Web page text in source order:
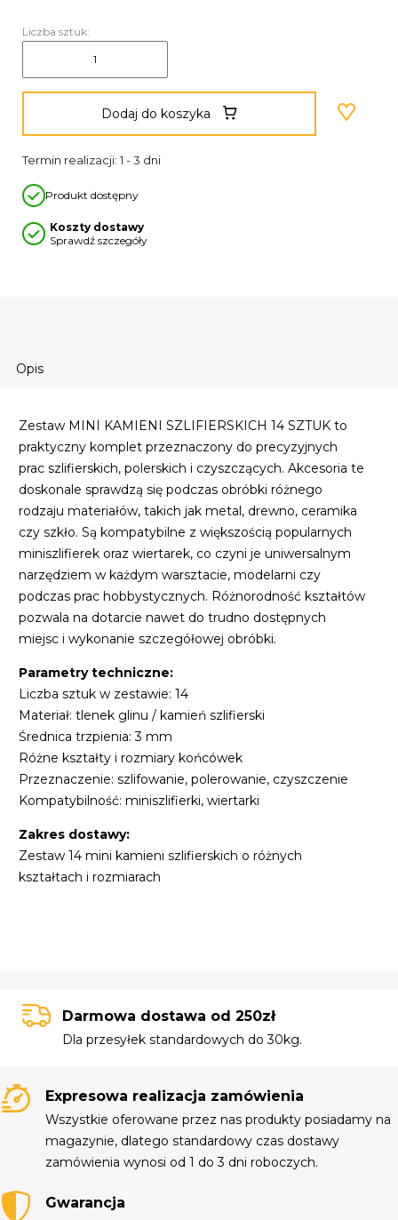
Opis
Zestaw MINI KAMIENI SZLIFIERSKICH 14 SZTUK to
praktyczny komplet przeznaczony do precyzyjnych
prac szlifierskich, polerskich i czyszczących. Akcesoria te
doskonale sprawdzą się podczas obróbki różnego
rodzaju materiałów, takich jak metal, drewno, ceramika
czy szkło. Są kompatybilne z większością popularnych
miniszlifierek oraz wiertarek, co czyni je uniwersalnym
narzędziem w każdym warsztacie, modelarni czy
podczas prac hobbystycznych. Różnorodność kształtów
pozwala na dotarcie nawet do trudno dostępnych
miejsc i wykonanie szczegółowej obróbki.
Parametry techniczne:
Liczba sztuk w zestawie: 14
Materiał: tlenek glinu / kamień szlifierski
Średnica trzpienia: 3 mm
Różne kształty i rozmiary końcówek
Przeznaczenie: szlifowanie, polerowanie, czyszczenie
Kompatybilność: miniszlifierki, wiertarki
Zakres dostawy:
Zestaw 14 mini kamieni szlifierskich o różnych
kształtach i rozmiarach
Darmowa dostawa od 250zł
Dla przesyłek standardowych do 30kg.
Expresowa realizacja zamówienia
Wszystkie oferowane przez nas produkty posiadamy na
magazynie, dlatego standardowy czas dostawy
zamówienia wynosi od 1 do 3 dni roboczych.
Gwarancja
Liczba sztuk:
Dodaj do koszyka
Termin realizacji: 1 - 3 dni
Produkt dostępny
Koszty dostawy
Sprawdź szczegóły